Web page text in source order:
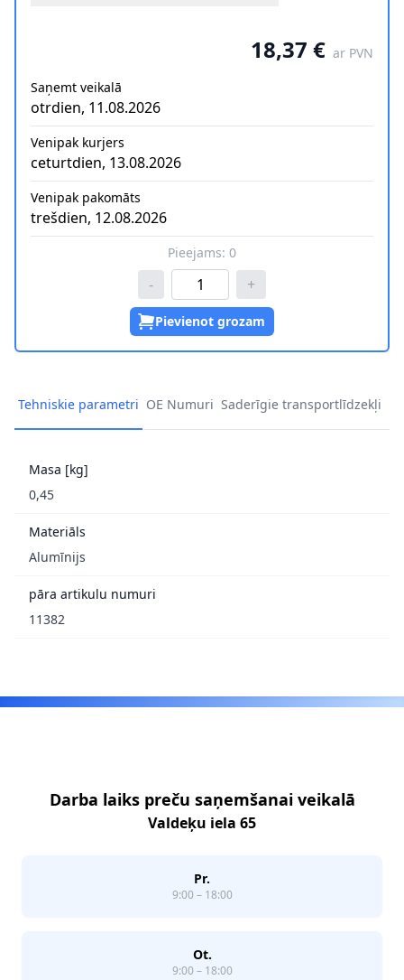
18,37 € ar PVN
Saņemt veikalā
otrdien, 11.08.2026
Venipak kurjers
ceturtdien, 13.08.2026
Venipak pakomāts
trešdien, 12.08.2026
Pieejams: 0
- +
Pievienot grozam
Tehniskie parametri OE Numuri Saderīgie transportlīdzekļi
Masa [kg]
0,45
Materiāls
Alumīnijs
pāra artikulu numuri
11382
Darba laiks preču saņemšanai veikalā
Valdeķu iela 65
Pr.
9:00 – 18:00
Ot.
9:00 – 18:00